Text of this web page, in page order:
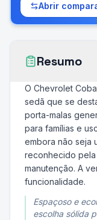
Abrir
Resumo
O Chevrolet
sedã que se
porta-malas
para famílias e
embora não seja
reconhecido
manutenção. A
funcionalidade.
Espaçoso e
escolha sólida